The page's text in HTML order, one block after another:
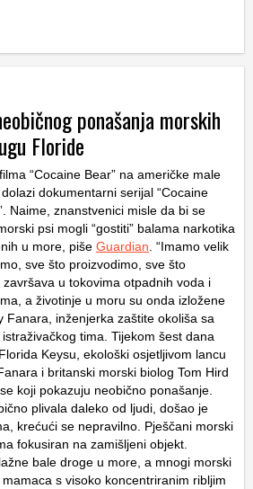
ponašanja morskih
Floride
“Cocaine Bear” na američke male
dokumentarni serijal “Cocaine
Naime, znanstvenici misle da bi se
psi mogli “gostiti” balama narkotika
u more, piše Guardian . “Imamo velik
sve što proizvodimo, sve što
u tokovima otpadnih voda i
a životinje u moru su onda izložene
Fanara, inženjerka zaštite okoliša sa
tima. Tijekom šest dana
Keysu, ekološki osjetljivom lancu
i britanski morski biolog Tom Hird
koji pokazuju neobično ponašanje.
plivala daleko od ljudi, došao je
krećući se nepravilno. Pješčani morski
fokusiran na zamišljeni objekt.
bale droge u more, a mnogi morski
s visoko koncentriranim ribljim